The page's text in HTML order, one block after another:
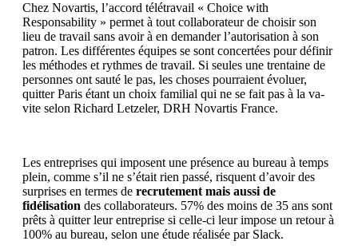
Chez Novartis, l’accord télétravail « Choice with
Responsability » permet à tout collaborateur de choisir son
lieu de travail sans avoir à en demander l’autorisation à son
patron. Les différentes équipes se sont concertées pour définir
les méthodes et rythmes de travail. Si seules une trentaine de
personnes ont sauté le pas, les choses pourraient évoluer,
quitter Paris étant un choix familial qui ne se fait pas à la va-
vite selon Richard Letzeler, DRH Novartis France.
Les entreprises qui imposent une présence au bureau à temps
plein, comme s’il ne s’était rien passé, risquent d’avoir des
surprises en termes de recrutement mais aussi de
fidélisation des collaborateurs. 57% des moins de 35 ans sont
prêts à quitter leur entreprise si celle-ci leur impose un retour à
100% au bureau, selon une étude réalisée par Slack.